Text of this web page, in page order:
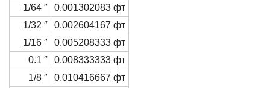
1/64 ″
0.001302083 фт
1/32 ″
0.002604167 фт
1/16 ″
0.005208333 фт
0.1 ″
0.008333333 фт
1/8 ″
0.010416667 фт